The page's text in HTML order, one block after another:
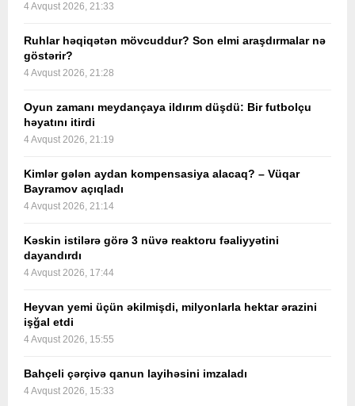
4 Avqust 2026, 21:33
Ruhlar həqiqətən mövcuddur? Son elmi araşdırmalar nə
göstərir?
4 Avqust 2026, 21:28
Oyun zamanı meydançaya ildırım düşdü: Bir futbolçu
həyatını itirdi
4 Avqust 2026, 21:19
Kimlər gələn aydan kompensasiya alacaq? – Vüqar
Bayramov açıqladı
4 Avqust 2026, 21:14
Kəskin istilərə görə 3 nüvə reaktoru fəaliyyətini
dayandırdı
4 Avqust 2026, 17:44
Heyvan yemi üçün əkilmişdi, milyonlarla hektar ərazini
işğal etdi
4 Avqust 2026, 15:55
Bahçeli çərçivə qanun layihəsini imzaladı
4 Avqust 2026, 15:33